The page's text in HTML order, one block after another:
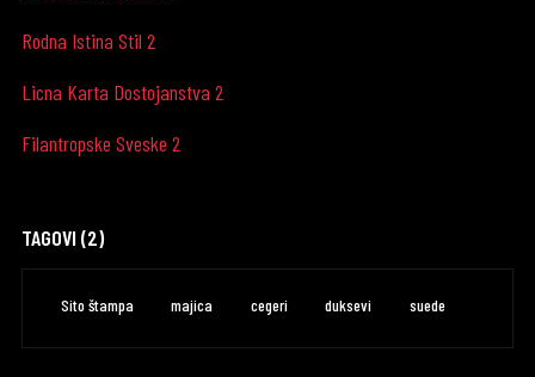
Rodna Istina Stil 2
Licna Karta Dostojanstva 2
Filantropske Sveske 2
TAGOVI (2)
Sito štampa majica cegeri duksevi suede